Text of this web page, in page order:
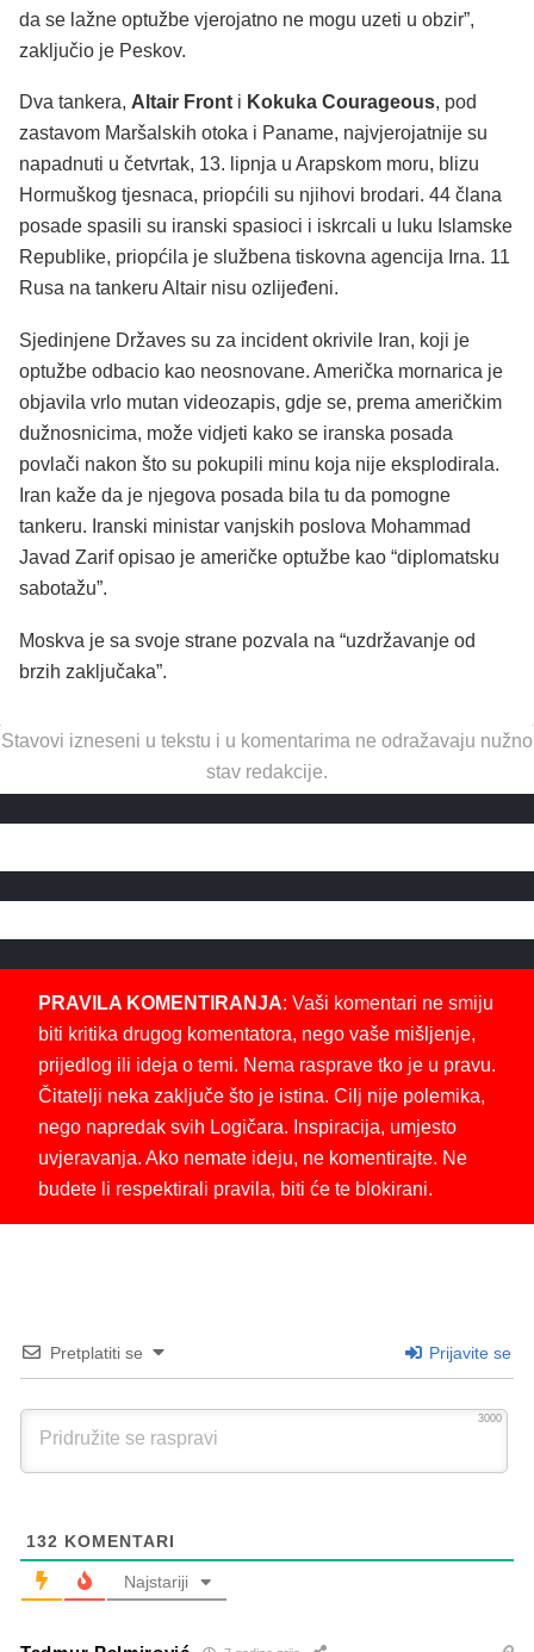
da se lažne optužbe vjerojatno ne mogu uzeti u obzir”,
zaključio je Peskov.
Dva tankera, Altair Front i Kokuka Courageous, pod
zastavom Maršalskih otoka i Paname, najvjerojatnije su
napadnuti u četvrtak, 13. lipnja u Arapskom moru, blizu
Hormuškog tjesnaca, priopćili su njihovi brodari. 44 člana
posade spasili su iranski spasioci i iskrcali u luku Islamske
Republike, priopćila je službena tiskovna agencija Irna. 11
Rusa na tankeru Altair nisu ozlijeđeni.
Sjedinjene Državes su za incident okrivile Iran, koji je
optužbe odbacio kao neosnovane. Američka mornarica je
objavila vrlo mutan videozapis, gdje se, prema američkim
dužnosnicima, može vidjeti kako se iranska posada
povlači nakon što su pokupili minu koja nije eksplodirala.
Iran kaže da je njegova posada bila tu da pomogne
tankeru. Iranski ministar vanjskih poslova Mohammad
Javad Zarif opisao je američke optužbe kao “diplomatsku
sabotažu”.
Moskva je sa svoje strane pozvala na “uzdržavanje od
brzih zaključaka”.
Stavovi izneseni u tekstu i u komentarima ne odražavaju nužno
stav redakcije.
PRAVILA KOMENTIRANJA: Vaši komentari ne smiju
biti kritika drugog komentatora, nego vaše mišljenje,
prijedlog ili ideja o temi. Nema rasprave tko je u pravu.
Čitatelji neka zaključe što je istina. Cilj nije polemika,
nego napredak svih Logičara. Inspiracija, umjesto
uvjeravanja. Ako nemate ideju, ne komentirajte. Ne
budete li respektirali pravila, biti će te blokirani.
Pretplatiti se Prijavite se
3000
132 KOMENTARI
Najstariji